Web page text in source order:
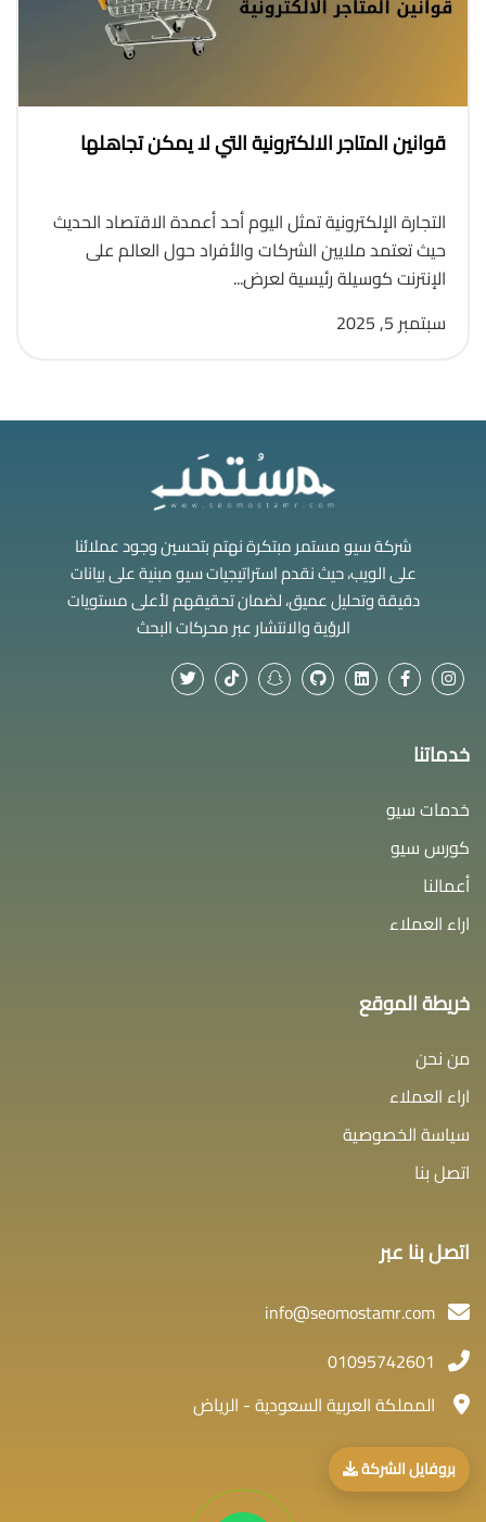
قوانين المتاجر الالكترونية التي لا يمكن تجاهلها
التجارة الإلكترونية تمثل اليوم أحد أعمدة الاقتصاد الحديث
حيث تعتمد ملايين الشركات والأفراد حول العالم على
الإنترنت كوسيلة رئيسية لعرض...
سبتمبر 5, 2025
شركة سيو مستمر مبتكرة نهتم بتحسين وجود عملائنا
على الويب، حيث نقدم استراتيجيات سيو مبنية على بيانات
دقيقة وتحليل عميق، لضمان تحقيقهم لأعلى مستويات
الرؤية والانتشار عبر محركات البحث
خدماتنا
خدمات سيو
كورس سيو
أعمالنا
اراء العملاء
خريطة الموقع
من نحن
اراء العملاء
سياسة الخصوصية
اتصل بنا
اتصل بنا عبر
info@seomostamr.com
01095742601
المملكة العربية السعودية - الرياض
بروفايل الشركة